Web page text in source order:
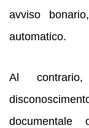
avviso
automatico.
Al